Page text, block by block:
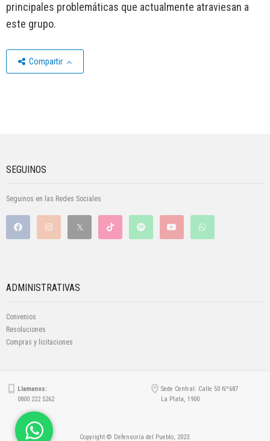
principales problemáticas que actualmente atraviesan a
este grupo.
Compartir
SEGUINOS
Seguinos en las Redes Sociales
ADMINISTRATIVAS
Convenios
Resoluciones
Compras y licitaciones
Llamanos:
0800 222 5262
Sede Central: Calle 50 Nº687
La Plata, 1900
Copyright © Defensoría del Pueblo, 2023.